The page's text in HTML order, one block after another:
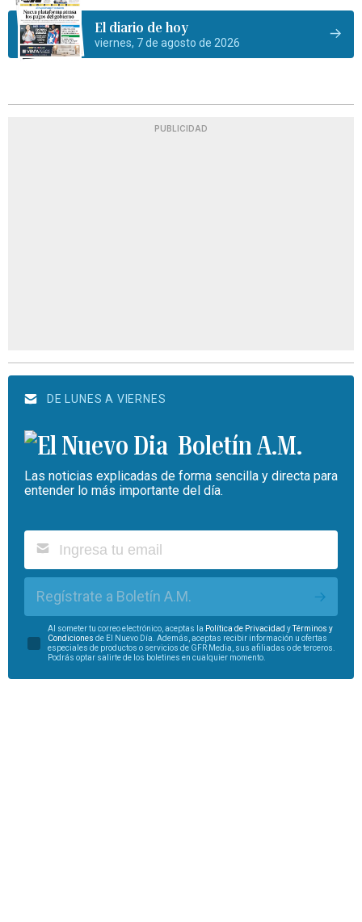
El diario de hoy
viernes, 7 de agosto de 2026
PUBLICIDAD
DE LUNES A VIERNES
Boletín A.M.
Las noticias explicadas de forma sencilla y directa para
entender lo más importante del día.
Regístrate a Boletín A.M.
Al someter tu correo electrónico, aceptas la Política de Privacidad y
Términos y
Condiciones de El Nuevo Día. Además, aceptas recibir información u ofertas
especiales de productos o servicios de GFR Media, sus afiliadas o de terceros.
Podrás optar salirte de los boletines en cualquier momento.